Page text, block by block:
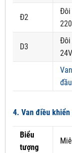
Đ2
Đôi
D3
Đôi
24V
4. Van điều khiển
Biểu
tượng